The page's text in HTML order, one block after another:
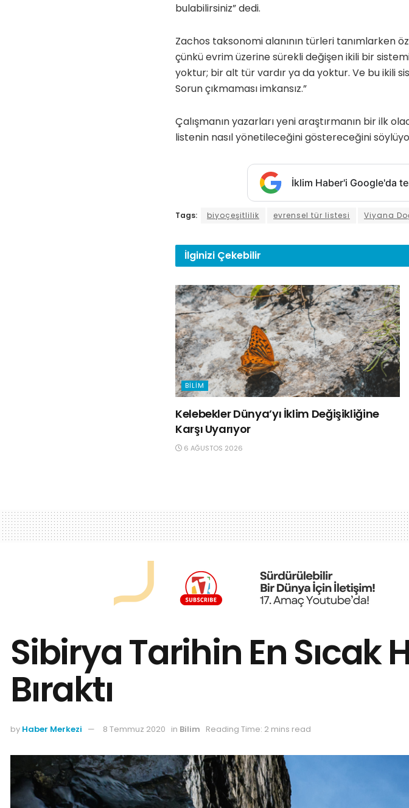
bulabilirsiniz” dedi.
Zachos taksonomi alanının türleri tanımlarken
çünkü evrim üzerine sürekli değişen ikili bir
yoktur; bir alt tür vardır ya da yoktur. Ve bu ikili
Sorun çıkmaması imkansız.”
Çalışmanın yazarları yeni araştırmanın bir ilk
listenin nasıl yönetileceğini göstereceğini
İklim Haber'i Google'da
Tags: biyoçeşitlilik evrensel tür listesi Viyana
İlginizi Çekebilir
BILIM
Kelebekler Dünya’yı İklim Değişikliğine
Karşı Uyarıyor
6 AĞUSTOS 2026
Sibirya Tarihin En Sıcak
Bıraktı
by Haber Merkezi 8 Temmuz 2020 in Bilim Reading Time: 2 mins read